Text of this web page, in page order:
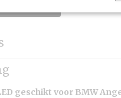
TLVX
geschikt voor BMW